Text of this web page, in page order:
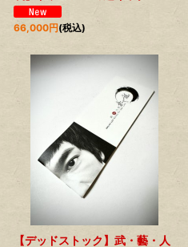
66,000円(税込)
【デッドストック】武・藝・人